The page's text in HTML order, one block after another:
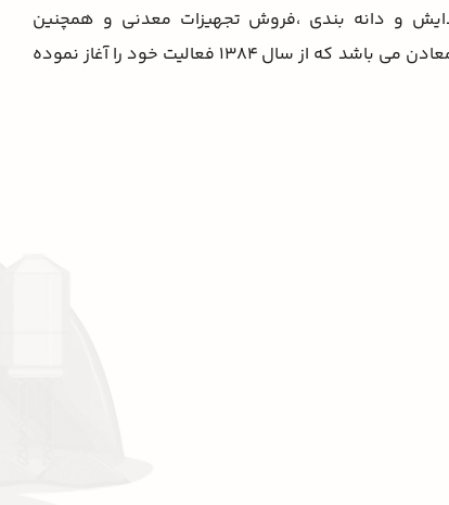
و دانه بندی ،فروش تجهیزات معدنی و همچنین
مشاوره در زمینه اکتشاف و فرآوری معادن می باشد که از سال ۱۳۸۴ فعالیت خود را آغاز نموده